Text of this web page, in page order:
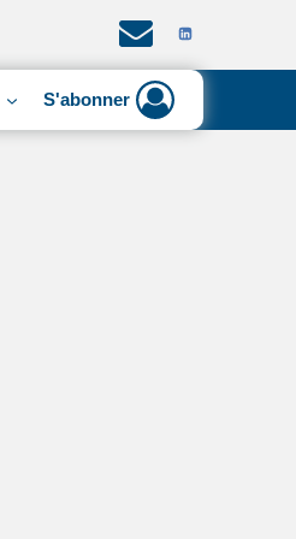
S'abonner